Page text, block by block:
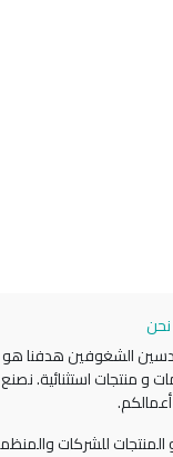
الشغوفين هدفنا
و منتجات استثنائية.
للشركات